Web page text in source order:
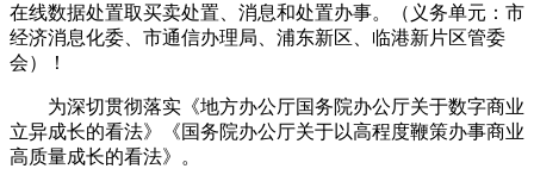
在线数据处置取买卖处置、消息和处置办事。（义务单元：市
经济消息化委、市通信办理局、浦东新区、临港新片区管委
会）！
为深切贯彻落实《地方办公厅国务院办公厅关于数字商业
立异成长的看法》《国务院办公厅关于以高程度鞭策办事商业
高质量成长的看法》。